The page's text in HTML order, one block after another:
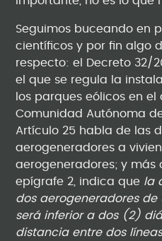
Seguimos buceando en
científicos y por fin algo
respecto: el Decreto 32/
el que se regula la
los parques eólicos en
Comunidad Autónoma
Artículo 25 habla de las
aerogeneradores a
aerogeneradores; y más
epígrafe 2, indica que la
dos aerogeneradores
será inferior a dos (2)
distancia entre dos